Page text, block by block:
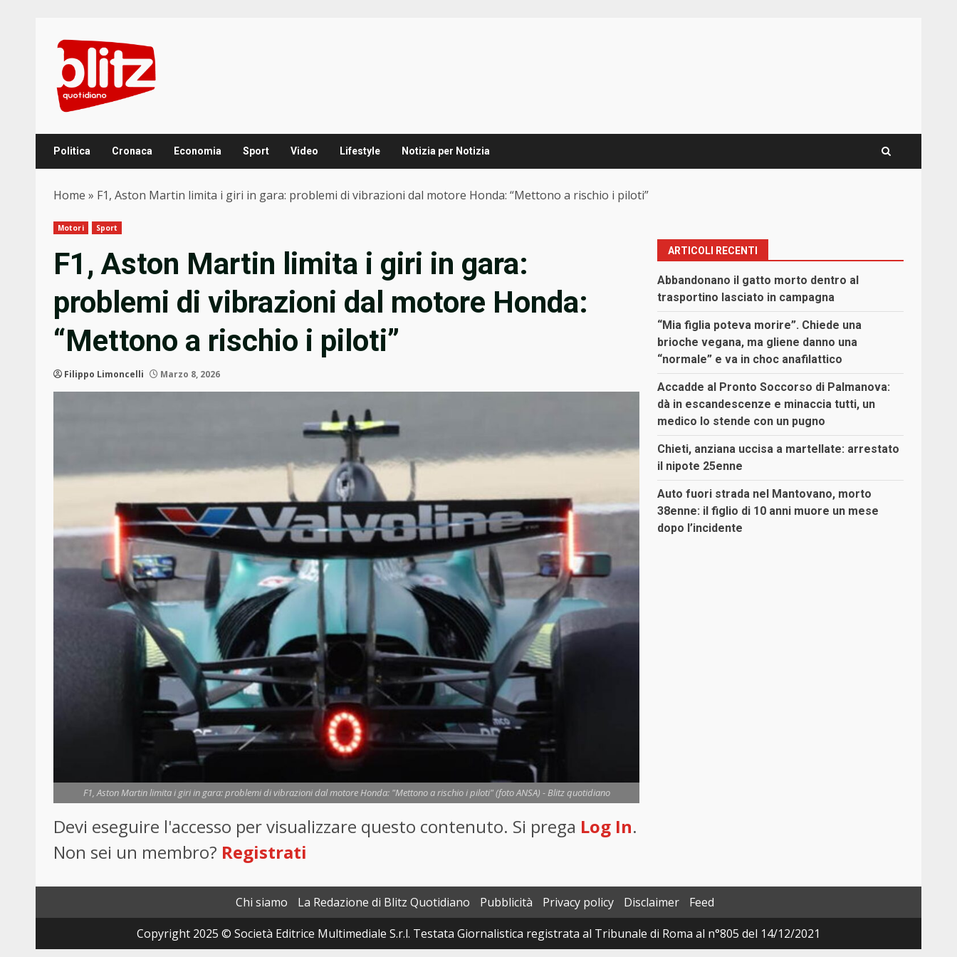
content
Politica Cronaca Economia Sport Video Lifestyle Notizia per Notizia
Home » F1, Aston Martin limita i giri in gara: problemi di vibrazioni dal motore Honda: “Mettono a rischio i piloti”
Motori Sport
F1, Aston Martin limita i giri in gara:
problemi di vibrazioni dal motore Honda:
“Mettono a rischio i piloti”
Filippo Limoncelli Marzo 8, 2026
F1, Aston Martin limita i giri in gara: problemi di vibrazioni dal motore Honda: "Mettono a rischio i piloti" (foto ANSA) - Blitz quotidiano
Devi eseguire l'accesso per visualizzare questo contenuto. Si prega Log In.
Non sei un membro? Registrati
ARTICOLI RECENTI
Abbandonano il gatto morto dentro al
trasportino lasciato in campagna
“Mia figlia poteva morire”. Chiede una
brioche vegana, ma gliene danno una
“normale” e va in choc anafilattico
Accadde al Pronto Soccorso di Palmanova:
dà in escandescenze e minaccia tutti, un
medico lo stende con un pugno
Chieti, anziana uccisa a martellate: arrestato
il nipote 25enne
Auto fuori strada nel Mantovano, morto
38enne: il figlio di 10 anni muore un mese
dopo l’incidente
Chi siamo La Redazione di Blitz Quotidiano Pubblicità Privacy policy Disclaimer
Feed
Copyright 2025 © Società Editrice Multimediale S.r.l. Testata Giornalistica registrata al Tribunale di Roma al n°805 del 14/12/2021